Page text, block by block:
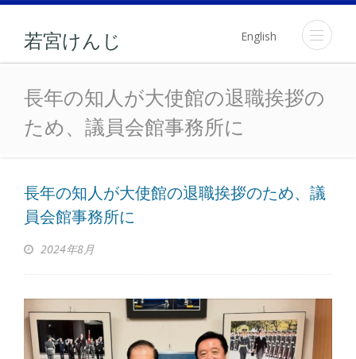
若宮けんじ English
長年の知人が大使館の退
長年の知人が大使館の退職挨拶の
ため、議員会館事務所に
長年の知人が大使館の退職挨拶のため、議
員会館事務所に
2024年8月